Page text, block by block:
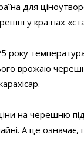
для
у країнах
року
врожаю
на черешню
А це